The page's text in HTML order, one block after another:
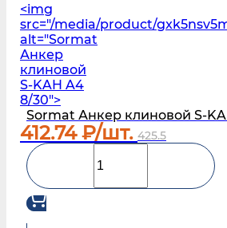
<img
src="/media/product/
alt="Sormat
Анкер
клиновой
S‑KAH A4
8/30">
Sormat Анкер клиновой
412.74₽/шт. 425.5